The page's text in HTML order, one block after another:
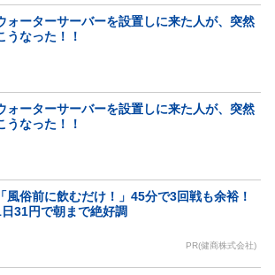
ォーターサーバーを設置しに来た人が、突然
うなった！！
ォーターサーバーを設置しに来た人が、突然
うなった！！
「風俗前に飲むだけ！」45分で3回戦も余裕！
日31円で朝まで絶好調
PR(健商株式会社)